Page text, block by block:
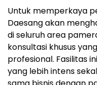
Untuk memperkaya
Daesang akan
di seluruh area
konsultasi khusus
profesional. Fasilitas
yang lebih intens